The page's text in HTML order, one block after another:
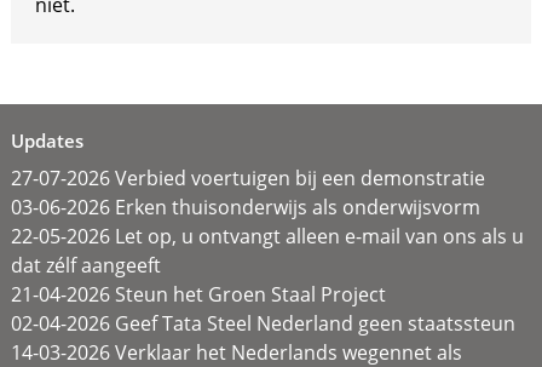
Updates
27-07-2026 Verbied voertuigen bij een demonstratie
03-06-2026 Erken thuisonderwijs als onderwijsvorm
22-05-2026 Let op, u ontvangt alleen e-mail van ons als u
dat zélf aangeeft
21-04-2026 Steun het Groen Staal Project
02-04-2026 Geef Tata Steel Nederland geen staatssteun
14-03-2026 Verklaar het Nederlands wegennet als